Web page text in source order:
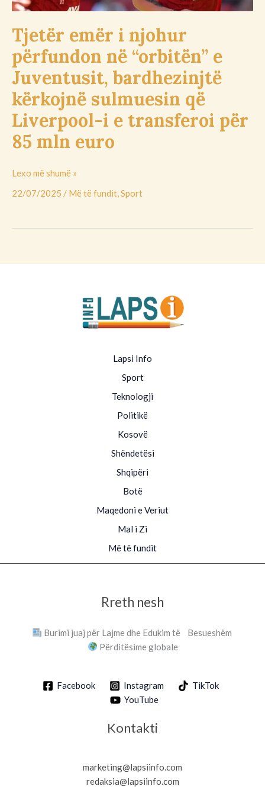
Tjetër emër i njohur
përfundon në “orbitën” e
Juventusit, bardhezinjtë
kërkojnë sulmuesin që
Liverpool-i e transferoi për
85 mln euro
bardhezinjtë
sulmuesin
që
Liverpool-
i
e
transferoi
për
85
mln
Lexo më shumë »
22/07/2025 / Më të fundit,Sport
Lapsi Info
Sport
Teknologji
Politikë
Kosovë
Shëndetësi
Shqipëri
Botë
Maqedoni e Veriut
Mal i Zi
Më të fundit
Rreth nesh
Burimi juaj për Lajme dhe Edukim të Besueshëm
Përditësime globale
Facebook Instagram
TikTok
YouTube
Kontakti
marketing@lapsiinfo.com
redaksia@lapsiinfo.com